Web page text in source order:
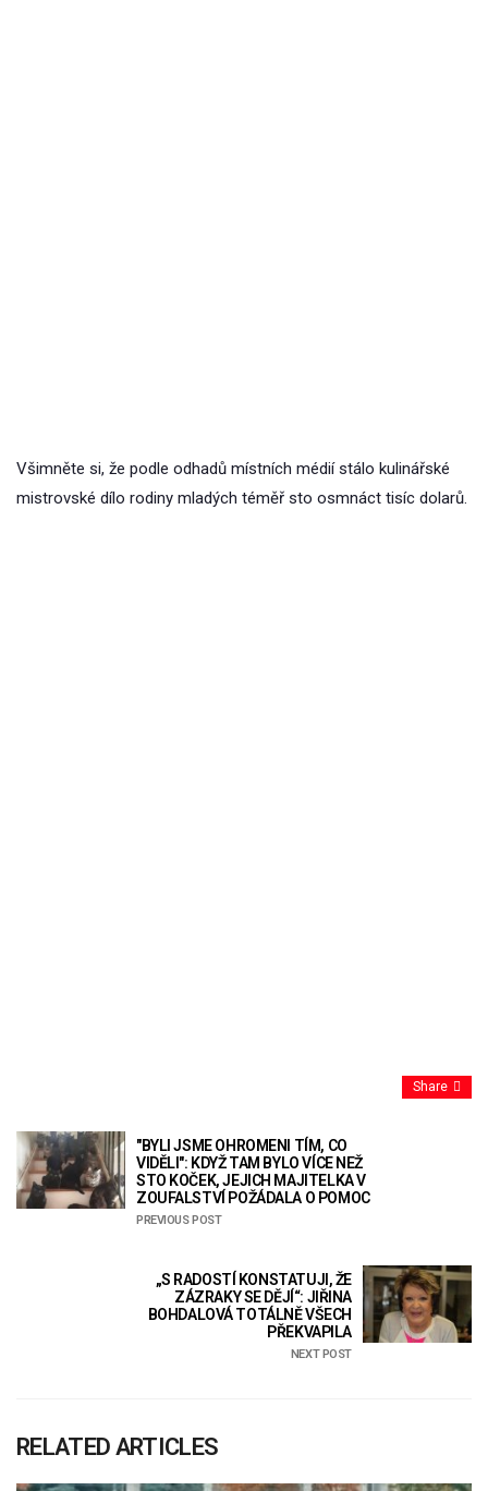
Všimněte si, že podle odhadů místních médií stálo kulinářské
mistrovské dílo rodiny mladých téměř sto osmnáct tisíc dolarů.
Share
"BYLI JSME OHROMENI TÍM, CO
VIDĚLI": KDYŽ TAM BYLO VÍCE NEŽ
STO KOČEK, JEJICH MAJITELKA V
ZOUFALSTVÍ POŽÁDALA O POMOC
PREVIOUS POST
„S RADOSTÍ KONSTATUJI, ŽE
ZÁZRAKY SE DĚJÍ“: JIŘINA
BOHDALOVÁ TOTÁLNĚ VŠECH
PŘEKVAPILA
NEXT POST
RELATED ARTICLES